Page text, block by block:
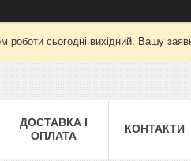
роботи сьогодні вихідний. Вашу
ДОСТАВКА І
ОПЛАТА
КОНТАКТИ